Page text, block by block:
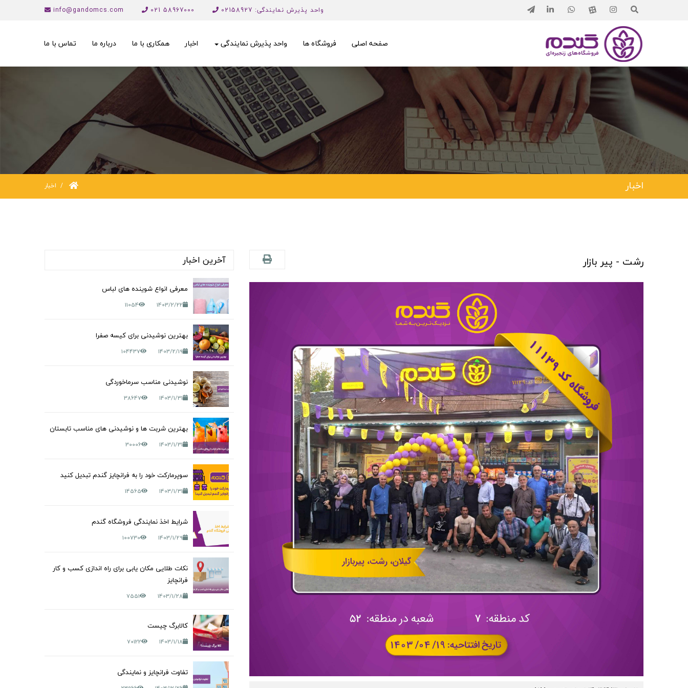
واحد پذیرش نمایندگی: 02158927 58967000 021
info@gandomcs.com
صفحه اصلی فروشگاه ها واحد پذیرش نمایندگی اخبار همکاری با ما درباره ما تماس با ما
اخبار اخبار
رشت - پیر بازار آخرین اخبار
معرفی انواع شوینده های لباس
1403/2/22
11054
بهترین نوشیدنی برای کیسه صفرا
1403/2/19
104437
نوشیدنی مناسب سرماخوردگی
1403/1/31
38647
بهترین شربت ها و نوشیدنی های مناسب تابستان
1403/1/31
30006
سوپرمارکت خود را به فرانچایز گندم تبدیل کنید
1403/1/31
14565
شرایط اخذ نمایندگی فروشگاه گندم
1403/1/29
100730
نکات طلایی مکان یابی برای راه اندازی کسب و کار
فرانچایز
1403/1/28
7551
کالابرگ چیست
1403/1/18
70122
تفاوت فرانچایز و نمایندگی